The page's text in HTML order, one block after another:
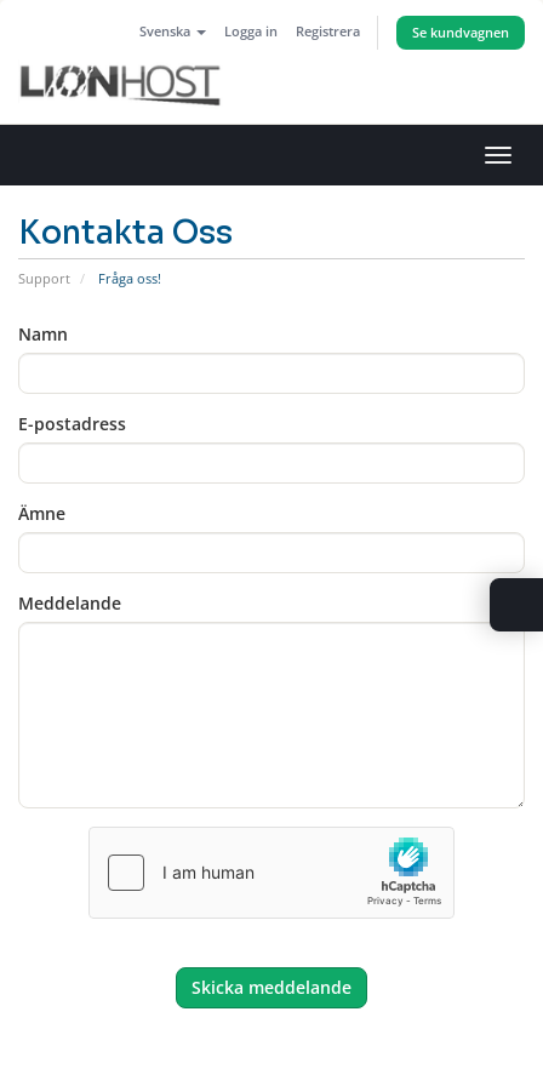
Svenska Logga in Registrera Se kundvagnen
Växla
Kontakta Oss
Support Fråga oss!
Namn
E-postadress
Ämne
Meddelande
Skicka meddelande